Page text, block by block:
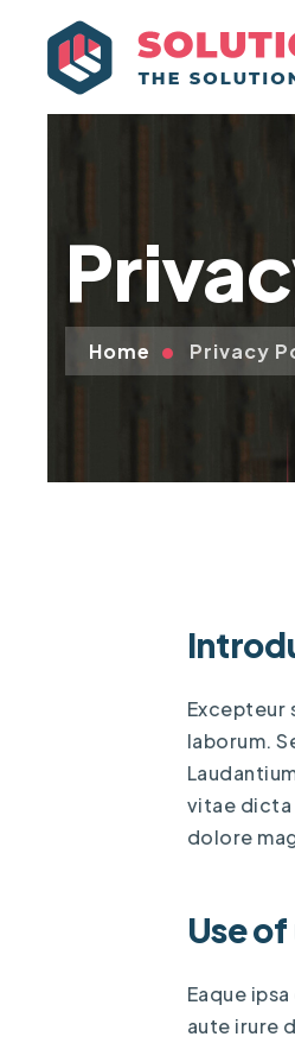
Home Privacy
Excepteur
laborum.
vitae dicta
dolore
Use
Eaque
aute irure